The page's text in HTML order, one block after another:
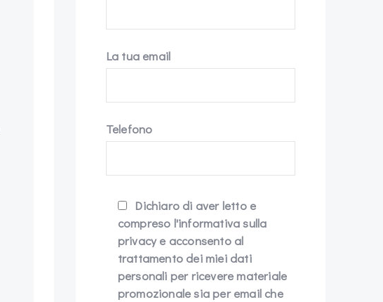
La tua email
Telefono
Dichiaro di aver letto e
compreso l'informativa sulla
privacy e acconsento al
trattamento dei miei dati
personali per ricevere materiale
promozionale sia per email che